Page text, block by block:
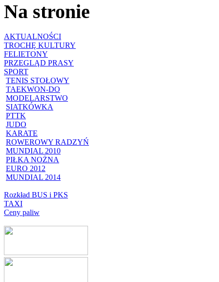
Na stronie
AKTUALNOŚCI
TROCHĘ KULTURY
FELIETONY
PRZEGLĄD PRASY
SPORT
TENIS STOŁOWY
TAEKWON-DO
MODELARSTWO
SIATKÓWKA
PTTK
JUDO
KARATE
ROWEROWY RADZYŃ
MUNDIAL 2010
PIŁKA NOŻNA
EURO 2012
MUNDIAL 2014
Rozkład BUS i PKS
TAXI
Ceny paliw